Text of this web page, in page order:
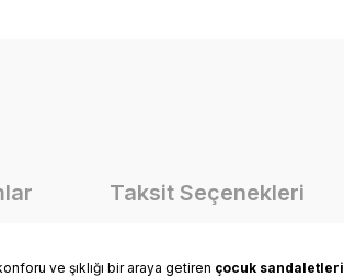
Taksit Seçenekleri
ve şıklığı bir araya getiren çocuk sandaletleri